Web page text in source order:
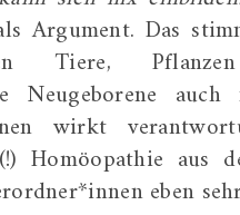
Argument. Das
Tiere,
Neugeborene
wirkt
Homöopathie aus
eben